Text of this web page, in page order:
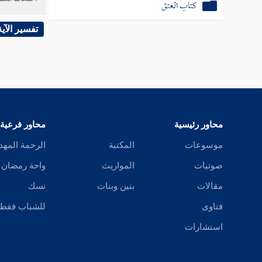
كتاب العتق
معنى
ويؤخذ
محدد -
تفسير
محاور رئيسية
موسوعات
صوتيات
مقالات
فتاوى
استشارات
المكتبة
المواريث
بنين وبنات
محاور فرعية
الرحمة
واحة رمضان
نسك
للشباب فقط